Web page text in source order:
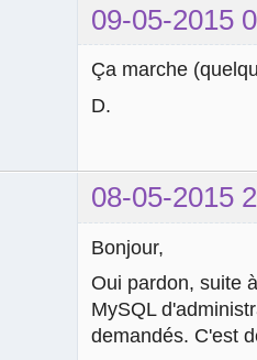
09-05-2015
Ça marche
D.
08-05-2015
Bonjour,
Oui pardon, suite
MySQL
demandés. C'est